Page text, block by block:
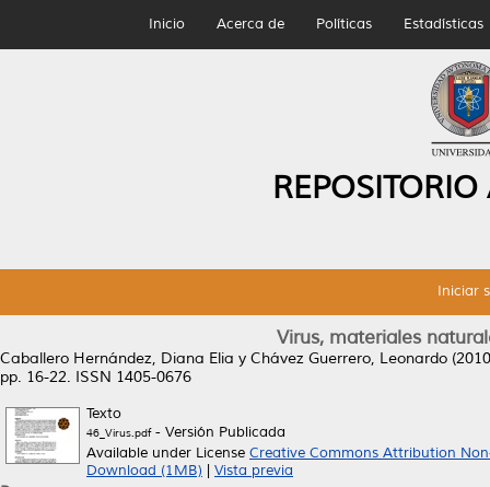
Inicio Acerca de Políticas Estadísticas
Iniciar
Virus, materiales
Caballero Hernández, Diana Elia y Chávez Guerrero, Leonardo
pp. 16-22. ISSN 1405-0676
Texto
46_Virus.pdf- Versión Publicada
Available under License Creative Commons Attribution
Download (1MB)
Vista previa